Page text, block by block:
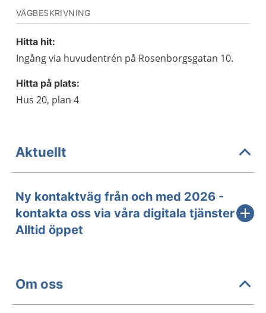
VÄGBESKRIVNING
Hitta hit:
Ingång via huvudentrén på Rosenborgsgatan 10.
Hitta på plats:
Hus 20, plan 4
Aktuellt
Ny kontaktväg från och med 2026 -
kontakta oss via våra digitala tjänster i
Alltid öppet
Om oss